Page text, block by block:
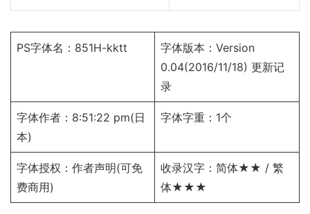
PS字体名：851H-kktt
字体版本：Version
0.04(2016/11/18) 更新记
录
字体作者：8:51:22 pm(日
本)
字体字重：1个
字体授权： 作者声明(可免
费商用)
收录汉字：简体★★ / 繁
体★★★